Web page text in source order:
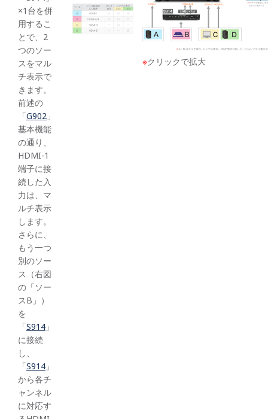
×1台を併
用するこ
とで、2
つのソー
スをマル
チ表示で
きます。
前述の
「G902 」
基本機能
の通り、
HDMI-1
端子に接
続した入
力は、マ
ルチ表示
します。
さらに、
もう一つ
別のソー
ス（右図
の「ソー
スB」）
を
「S914 」
に接続
し、
「S914 」
から各チ
ャンネル
に対応す
※クリックで拡大